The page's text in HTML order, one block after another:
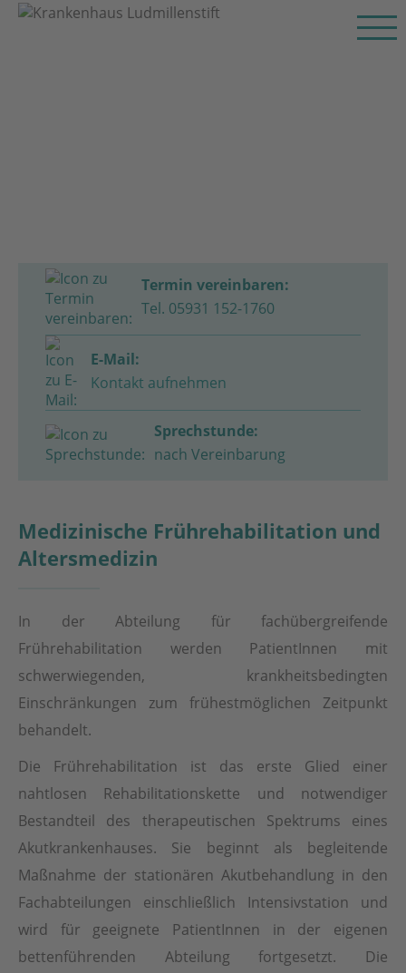
Termin vereinbaren:
Tel. 05931 152-1760
E-Mail:
Kontakt aufnehmen
Sprechstunde:
nach Vereinbarung
Medizinische Frührehabilitation und
Altersmedizin
In der Abteilung für fachübergreifende
Frührehabilitation werden PatientInnen mit
schwerwiegenden, krankheitsbedingten
Einschränkungen zum frühestmöglichen Zeitpunkt
behandelt.
Die Frührehabilitation ist das erste Glied einer
nahtlosen Rehabilitationskette und notwendiger
Bestandteil des therapeutischen Spektrums eines
Akutkrankenhauses. Sie beginnt als begleitende
Maßnahme der stationären Akutbehandlung in den
Fachabteilungen einschließlich Intensivstation und
wird für geeignete PatientInnen in der eigenen
bettenführenden Abteilung fortgesetzt. Die